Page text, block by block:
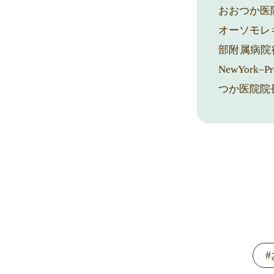
おおつか医
オーソモ
部附属病院
つか医院院
#